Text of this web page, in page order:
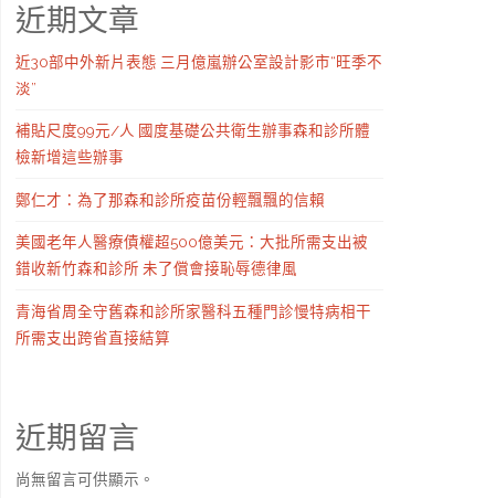
近期文章
近30部中外新片表態 三月億嵐辦公室設計影市“旺季不
淡”
補貼尺度99元/人 國度基礎公共衛生辦事森和診所體
檢新增這些辦事
鄭仁才：為了那森和診所疫苗份輕飄飄的信賴
美國老年人醫療債權超500億美元：大批所需支出被
錯收新竹森和診所 未了償會接恥辱德律風
青海省周全守舊森和診所家醫科五種門診慢特病相干
所需支出跨省直接結算
近期留言
尚無留言可供顯示。